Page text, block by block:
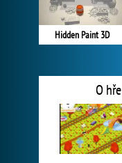
Hidden Paint 3D
O hře